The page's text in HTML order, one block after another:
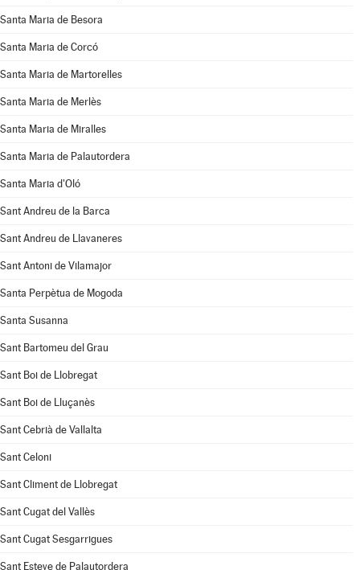
Santa Maria de Besora
Santa Maria de Corcó
Santa Maria de Martorelles
Santa Maria de Merlès
Santa Maria de Miralles
Santa Maria de Palautordera
Santa Maria d'Oló
Sant Andreu de la Barca
Sant Andreu de Llavaneres
Sant Antoni de Vilamajor
Santa Perpètua de Mogoda
Santa Susanna
Sant Bartomeu del Grau
Sant Boi de Llobregat
Sant Boi de Lluçanès
Sant Cebrià de Vallalta
Sant Celoni
Sant Climent de Llobregat
Sant Cugat del Vallès
Sant Cugat Sesgarrigues
Sant Esteve de Palautordera